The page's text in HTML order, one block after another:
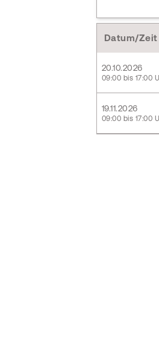
Datum/Zeit
20.10.2026
09:00 bis 17:00
19.11.2026
09:00 bis 17:00